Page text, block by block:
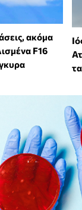
ακόμα
F16